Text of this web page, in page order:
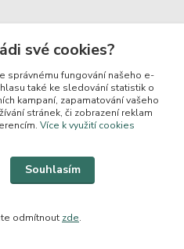
|
| 2015-2026 © Hradec Králové
své cookies?
správnému fungování našeho e-
také ke sledování statistik o
kampaní, zapamatování vašeho
stránek, či zobrazení reklam
Více k využití cookies
Souhlasím
odmítnout zde.